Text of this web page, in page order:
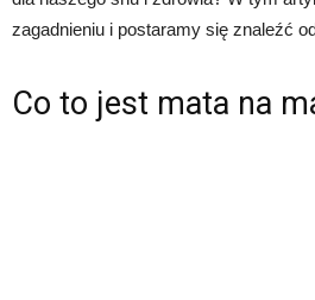
zagadnieniu i postaramy się znaleźć
Co to jest mata na